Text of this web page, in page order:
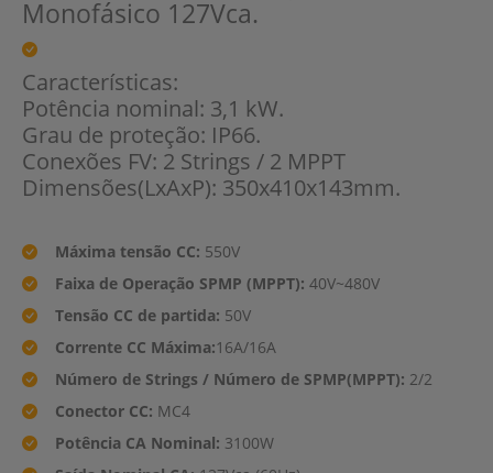
Monofásico 127Vca.
Características:
Potência nominal: 3,1 kW.
Grau de proteção: IP66.
Conexões FV: 2 Strings / 2 MPPT
Dimensões(LxAxP): 350x410x143mm.
Máxima tensão CC: 550V
Faixa de Operação SPMP (MPPT): 40V~480V
Tensão CC de partida: 50V
Corrente CC Máxima:16A/16A
Número de Strings / Número de SPMP(MPPT): 2/2
Conector CC: MC4
Potência CA Nominal: 3100W